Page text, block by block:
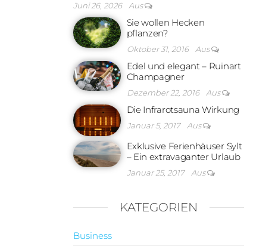
Juni 26, 2026 Aus
Sie wollen Hecken
pflanzen?
Oktober 31, 2016 Aus
Edel und elegant – Ruinart
Champagner
Dezember 22, 2016 Aus
Die Infrarotsauna Wirkung
Januar 5, 2017 Aus
Exklusive Ferienhäuser Sylt
– Ein extravaganter Urlaub
Januar 25, 2017 Aus
KATEGORIEN
Business